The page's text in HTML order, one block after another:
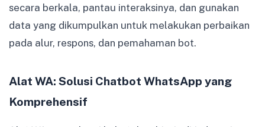
secara berkala, pantau interaksinya, dan gunakan
data yang dikumpulkan untuk melakukan perbaikan
pada alur, respons, dan pemahaman bot.
Alat WA: Solusi Chatbot WhatsApp yang
Komprehensif